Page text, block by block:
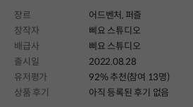
장르 어드벤처,퍼즐
창작자
삐요 스튜디오
배급사
삐요 스튜디오
출시일
2022.08.28
유저평가
92% 추천(참여 13명)
상품 후기
아직 등록된 후기 없음